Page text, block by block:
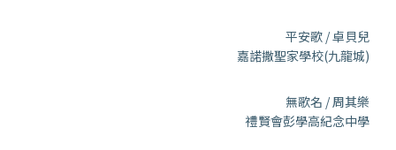
平安歌 / 卓貝兒
嘉諾撒聖家學校(九龍城)
無歌名 / 周其樂
禮賢會彭學高紀念中學